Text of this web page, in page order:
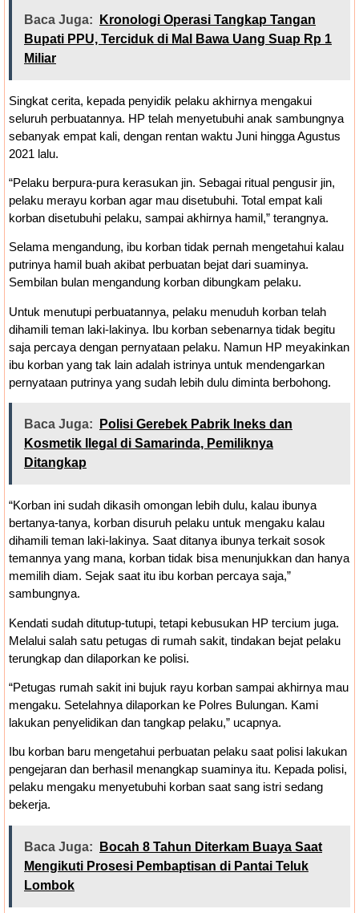
Baca Juga:
Kronologi Operasi Tangkap Tangan
Bupati PPU, Terciduk di Mal Bawa Uang Suap Rp 1
Miliar
Singkat cerita, kepada penyidik pelaku akhirnya mengakui
seluruh perbuatannya. HP telah menyetubuhi anak sambungnya
sebanyak empat kali, dengan rentan waktu Juni hingga Agustus
2021 lalu.
“Pelaku berpura-pura kerasukan jin. Sebagai ritual pengusir jin,
pelaku merayu korban agar mau disetubuhi. Total empat kali
korban disetubuhi pelaku, sampai akhirnya hamil,” terangnya.
Selama mengandung, ibu korban tidak pernah mengetahui kalau
putrinya hamil buah akibat perbuatan bejat dari suaminya.
Sembilan bulan mengandung korban dibungkam pelaku.
Untuk menutupi perbuatannya, pelaku menuduh korban telah
dihamili teman laki-lakinya. Ibu korban sebenarnya tidak begitu
saja percaya dengan pernyataan pelaku. Namun HP meyakinkan
ibu korban yang tak lain adalah istrinya untuk mendengarkan
pernyataan putrinya yang sudah lebih dulu diminta berbohong.
Baca Juga:
Polisi Gerebek Pabrik Ineks dan
Kosmetik Ilegal di Samarinda, Pemiliknya
Ditangkap
“Korban ini sudah dikasih omongan lebih dulu, kalau ibunya
bertanya-tanya, korban disuruh pelaku untuk mengaku kalau
dihamili teman laki-lakinya. Saat ditanya ibunya terkait sosok
temannya yang mana, korban tidak bisa menunjukkan dan hanya
memilih diam. Sejak saat itu ibu korban percaya saja,”
sambungnya.
Kendati sudah ditutup-tutupi, tetapi kebusukan HP tercium juga.
Melalui salah satu petugas di rumah sakit, tindakan bejat pelaku
terungkap dan dilaporkan ke polisi.
“Petugas rumah sakit ini bujuk rayu korban sampai akhirnya mau
mengaku. Setelahnya dilaporkan ke Polres Bulungan. Kami
lakukan penyelidikan dan tangkap pelaku,” ucapnya.
Ibu korban baru mengetahui perbuatan pelaku saat polisi lakukan
pengejaran dan berhasil menangkap suaminya itu. Kepada polisi,
pelaku mengaku menyetubuhi korban saat sang istri sedang
bekerja.
Baca Juga:
Bocah 8 Tahun Diterkam Buaya Saat
Mengikuti Prosesi Pembaptisan di Pantai Teluk
Lombok